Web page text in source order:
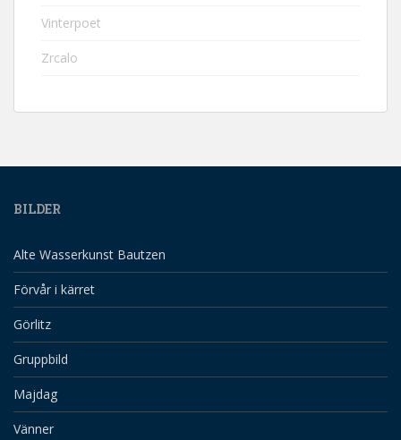
Vinterpoet
Zrcalo
BILDER
Alte Wasserkunst Bautzen
Förvår i kärret
Görlitz
Gruppbild
Majdag
Vänner